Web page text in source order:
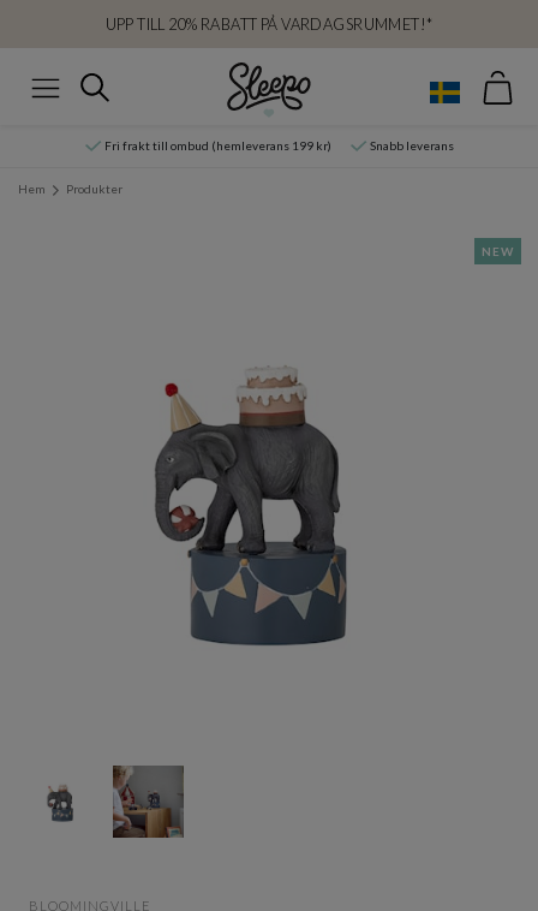
UPP TILL 20% RABATT PÅ VARDAGSRUMMET!*
Sök
Fri frakt till ombud (hemleverans 199 kr) Snabb leverans
Hem Produkter
of
NEW
BLOOMINGVILLE